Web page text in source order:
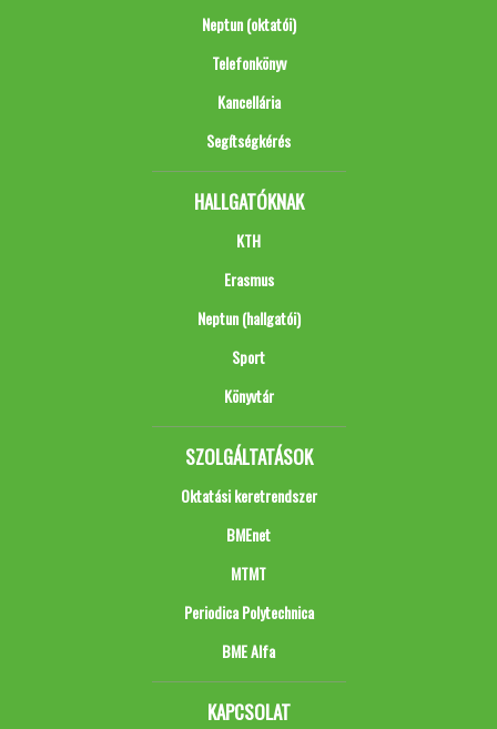
Neptun (oktatói)
Telefonkönyv
Kancellária
Segítségkérés
HALLGATÓKNAK
KTH
Erasmus
Neptun (hallgatói)
Sport
Könyvtár
SZOLGÁLTATÁSOK
Oktatási keretrendszer
BMEnet
MTMT
Periodica Polytechnica
BME Alfa
KAPCSOLAT